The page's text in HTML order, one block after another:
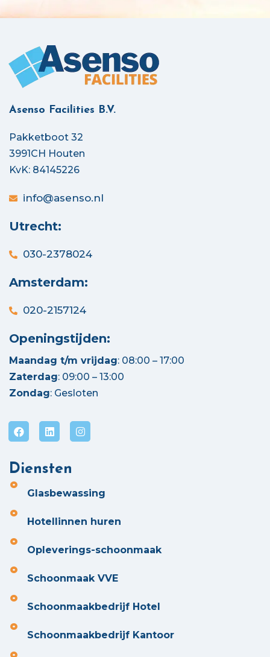
Asenso Facilities B.V.
Pakketboot 32
3991CH Houten
KvK: 84145226
info@asenso.nl
Utrecht:
030-2378024
Amsterdam:
020-2157124
Openingstijden:
Maandag t/m vrijdag: 08:00 – 17:00
Zaterdag: 09:00 – 13:00
Zondag: Gesloten
Diensten
Glasbewassing
Hotellinnen huren
Opleverings-schoonmaak
Schoonmaak VVE
Schoonmaakbedrijf Hotel
Schoonmaakbedrijf Kantoor